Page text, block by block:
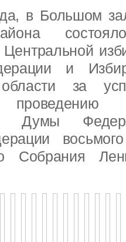
в Большом
и
области за
Думы
Собрания